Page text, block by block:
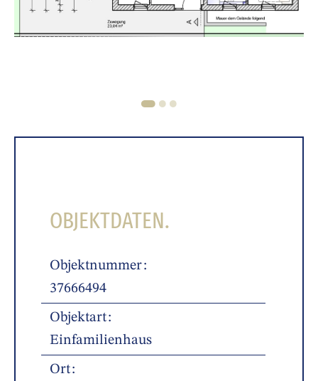
1 2 3
OBJEKTDATEN.
Objektnummer
37666494
Objektart
Einfamilienhaus
Ort